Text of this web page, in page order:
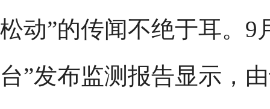
松动”的传闻不绝于耳。9
台”发布监测报告显示，